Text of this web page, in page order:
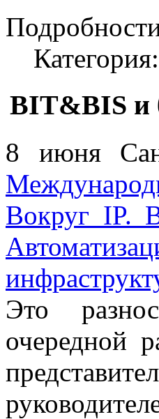
Категория:
BIT&BIS и
8 июня
Вокруг IP.
Это
очередной